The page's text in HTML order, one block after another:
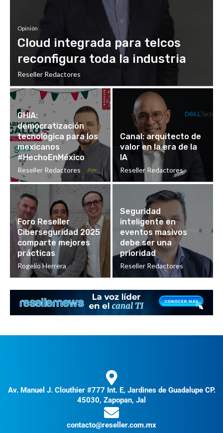
Opinión
Cloud integrada para telcos
reconfigura toda la industria
Reseller Redactores
GHIA:
democratización
tecnológica para los
mexicanos
#HechoEnMéxico
Reseller Redactores
Canal: arquitecto de
valor en la era de la
IA
Reseller Redactores
Foro Reseller
Ciberseguridad 2025
comparte mejores
prácticas
Rogelio Herrera
Seguridad
inteligente en
eventos masivos
debe ser una
prioridad
Reseller Redactores
Av. Manuel J. Clouthier #777 Int. E, Jardines de Guadalupe CP.
45030, Zapopan, Jal
contacto@reseller.com.mx